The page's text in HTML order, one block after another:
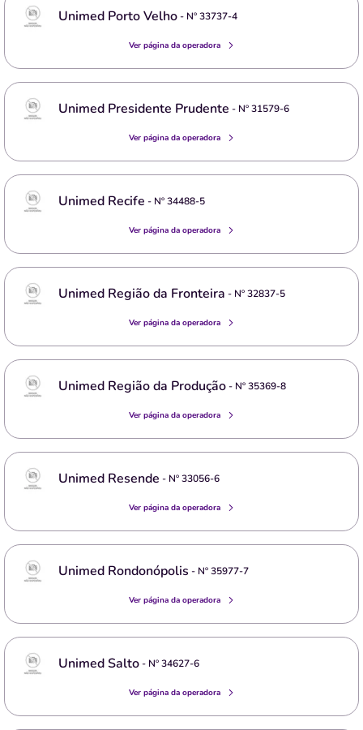
Unimed Porto Velho- Nº33737-4
Ver página da operadora
Unimed Presidente Prudente - Nº31579-6
Ver página da operadora
Unimed Recife - Nº34488-5
Ver página da operadora
Unimed Região da Fronteira - Nº32837-5
Ver página da operadora
Unimed Região da Produção- Nº35369-8
Ver página da operadora
Unimed Resende - Nº33056-6
Ver página da operadora
Unimed Rondonópolis - Nº35977-7
Ver página da operadora
Unimed Salto- Nº34627-6
Ver página da operadora